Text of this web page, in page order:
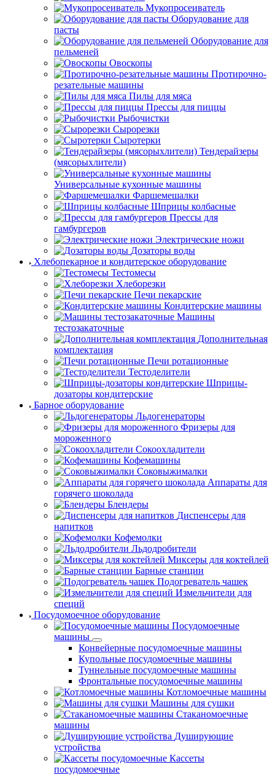
Мукопросеиватель
Оборудование для
пасты
Оборудование для
пельменей
Овоскопы
Протирочно-
резательные машины
Пилы для мяса
Прессы для пиццы
Рыбочистки
Сырорезки
Сыротерки
Тендерайзеры
(мясорыхлители)
Универсальные кухонные машины
Фаршемешалки
Шприцы колбасные
Прессы для
гамбургеров
Электрические ножи
Дозаторы воды
Хлебопекарное и кондитерское оборудование
Тестомесы
Хлеборезки
Печи пекарские
Кондитерские машины
Машины
тестозакаточные
Дополнительная
комплектация
Печи ротационные
Тестоделители
Шприцы-
дозаторы кондитерские
Барное оборудование
Льдогенераторы
Фризеры для
мороженного
Сокоохладители
Кофемашины
Соковыжималки
Аппараты для
горячего шоколада
Блендеры
Диспенсеры для
напитков
Кофемолки
Льдодробители
Миксеры для коктейлей
Барные станции
Подогреватель чашек
Измельчители для
специй
Посудомоечное оборудование
Посудомоечные
машины
Конвейерные посудомоечные машины
Купольные посудомоечные машины
Туннельные посудомоечные машины
Фронтальные посудомоечные машины
Котломоечные машины
Машины для сушки
Стаканомоечные
машины
Душирующие
устройства
Кассеты
посудомоечные